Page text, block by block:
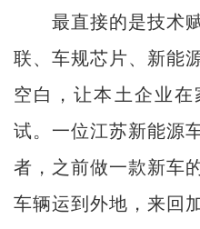
最直接的是技术赋
联、车规芯片、新能
空白，让本土企业在
试。一位江苏新能源
者，之前做一款新车
车辆运到外地，来回